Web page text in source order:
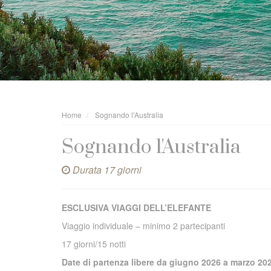
Home Sognando l'Australia
Sognando l'Australia
Durata 17 giorni
ESCLUSIVA VIAGGI DELL’ELEFANTE
Viaggio individuale – minimo 2 partecipanti
17 giorni/15 notti
Date di partenza libere da giugno 2026 a marzo